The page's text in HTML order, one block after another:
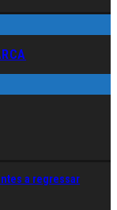
a regressar